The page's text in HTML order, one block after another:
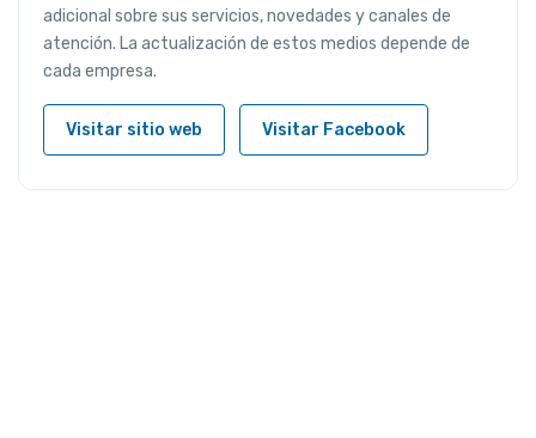
adicional sobre sus servicios, novedades y canales de
atención. La actualización de estos medios depende de
cada empresa.
Visitar sitio web Visitar Facebook